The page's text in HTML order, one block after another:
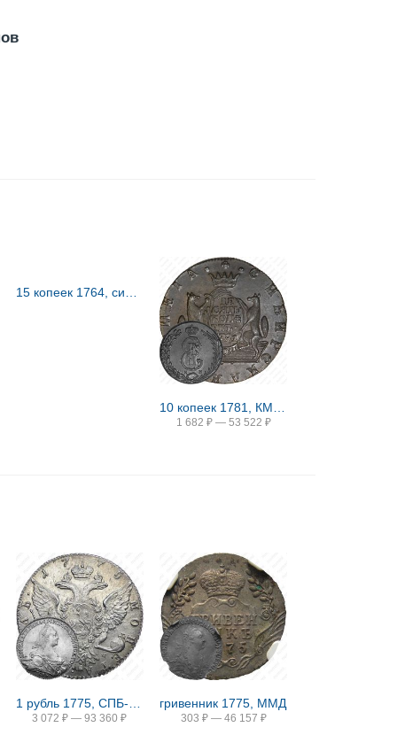
1 682 ₽ — 53 522 ₽
3 072 ₽ — 93 360 ₽
гривенник 1775, ММД
303 ₽ — 46 157 ₽